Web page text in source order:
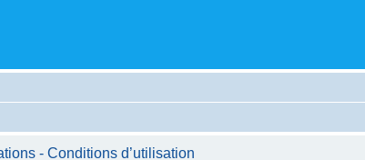
- Conditions d’utilisation